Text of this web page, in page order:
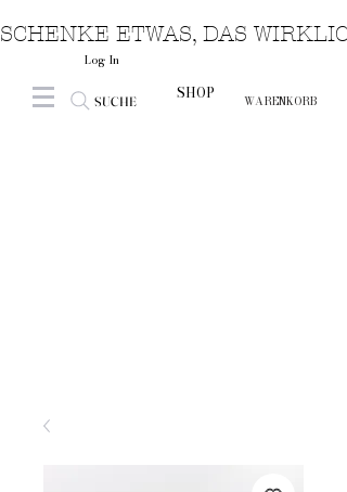
SCHENKE ETWAS, DAS
Log In
SUCHE SHOP WARENKORB